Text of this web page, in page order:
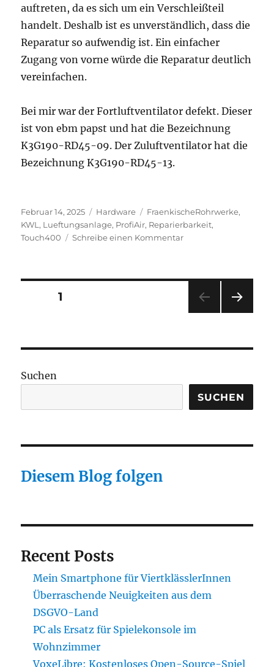
auftreten, da es sich um ein Verschleißteil
handelt. Deshalb ist es unverständlich, dass die
Reparatur so aufwendig ist. Ein einfacher
Zugang von vorne würde die Reparatur deutlich
vereinfachen.
Bei mir war der Fortluftventilator defekt. Dieser
ist von ebm papst und hat die Bezeichnung
K3G190-RD45-09. Der Zuluftventilator hat die
Bezeichnung K3G190-RD45-13.
Veröffentlicht
am
Februar 14, 2025 Kategorien
Hardware Schlagwörter
FraenkischeRohrwerke,
KWL , Lueftungsanlage, ProfiAir, Reparierbarkeit,
Touch400
Schreibe einen Kommentarzu
Touch
Fränkische
Seitennummerierung
Beiträge
SEITE1
E
Suchen
SUCHEN
Diesem Blog folgen
Recent Posts
Mein Smartphone für ViertklässlerInnen
Überraschende Neuigkeiten aus dem
DSGVO-Land
PC als Ersatz für Spielekonsole im
Wohnzimmer
VoxeLibre: Kostenloses Open-Source-Spiel